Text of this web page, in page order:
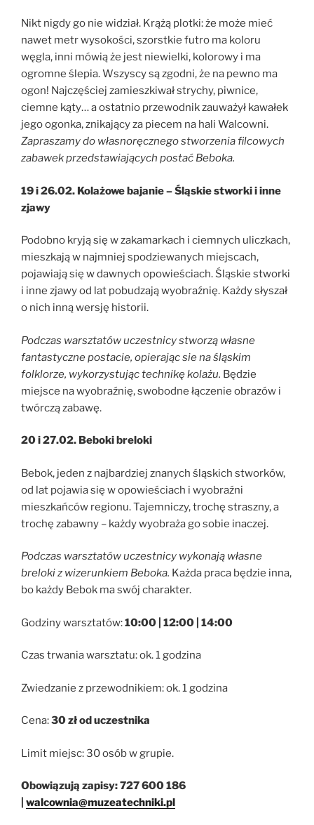
Nikt nigdy go nie widział. Krążą plotki: że może mieć
nawet metr wysokości, szorstkie futro ma koloru
węgla, inni mówią że jest niewielki, kolorowy i ma
ogromne ślepia. Wszyscy są zgodni, że na pewno ma
ogon! Najczęściej zamieszkiwał strychy, piwnice,
ciemne kąty… a ostatnio przewodnik zauważył kawałek
jego ogonka, znikający za piecem na hali Walcowni.
Zapraszamy do własnoręcznego stworzenia filcowych
zabawek przedstawiających postać Beboka.
19 i 26.02. Kolażowe bajanie – Śląskie stworki i inne
zjawy
Podobno kryją się w zakamarkach i ciemnych uliczkach,
mieszkają w najmniej spodziewanych miejscach,
pojawiają się w dawnych opowieściach. Śląskie stworki
i inne zjawy od lat pobudzają wyobraźnię. Każdy słyszał
o nich inną wersję historii.
Podczas warsztatów uczestnicy stworzą własne
fantastyczne postacie, opierając sie na śląskim
folklorze, wykorzystując technikę kolażu. Będzie
miejsce na wyobraźnię, swobodne łączenie obrazów i
twórczą zabawę.
20 i 27.02. Beboki breloki
Bebok, jeden z najbardziej znanych śląskich stworków,
od lat pojawia się w opowieściach i wyobraźni
mieszkańców regionu. Tajemniczy, trochę straszny, a
trochę zabawny – każdy wyobraża go sobie inaczej.
Podczas warsztatów uczestnicy wykonają własne
breloki z wizerunkiem Beboka. Każda praca będzie inna,
bo każdy Bebok ma swój charakter.
Godziny warsztatów:10:00 | 12:00 | 14:00
Czas trwania warsztatu: ok. 1 godzina
Zwiedzanie z przewodnikiem: ok. 1 godzina
Cena:30 zł od uczestnika
Limit miejsc: 30 osób w grupie.
Obowiązują zapisy: 727 600 186
walcownia@muzeatechniki.pl